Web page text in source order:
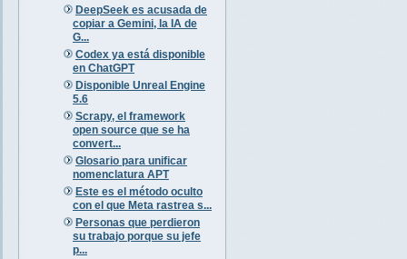
DeepSeek es acusada de
copiar a Gemini, la IA de
G...
Codex ya está disponible
en ChatGPT
Disponible Unreal Engine
5.6
Scrapy, el framework
open source que se ha
convert...
Glosario para unificar
nomenclatura APT
Este es el método oculto
con el que Meta rastrea s...
Personas que perdieron
su trabajo porque su jefe
p...